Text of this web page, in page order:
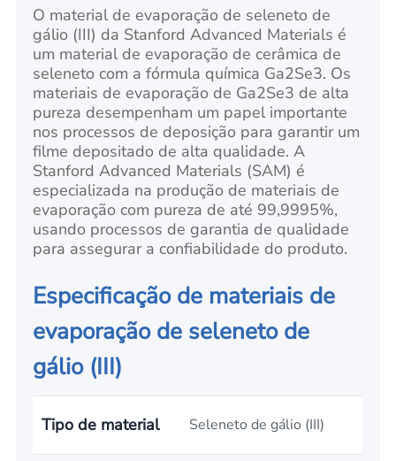
O material de evaporação de seleneto de
gálio (III) da Stanford Advanced Materials é
um material de evaporação de cerâmica de
seleneto com a fórmula química Ga2Se3. Os
materiais de evaporação de Ga2Se3 de alta
pureza desempenham um papel importante
nos processos de deposição para garantir um
filme depositado de alta qualidade. A
Stanford Advanced Materials (SAM) é
especializada na produção de materiais de
evaporação com pureza de até 99,9995%,
usando processos de garantia de qualidade
para assegurar a confiabilidade do produto.
Especificação de materiais de
evaporação de seleneto de
gálio (III)
Tipo de material Seleneto de gálio (III)